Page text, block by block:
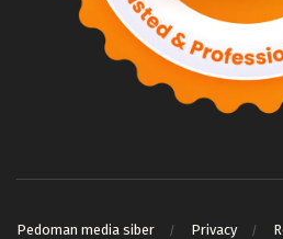
Pedoman media siber Privacy